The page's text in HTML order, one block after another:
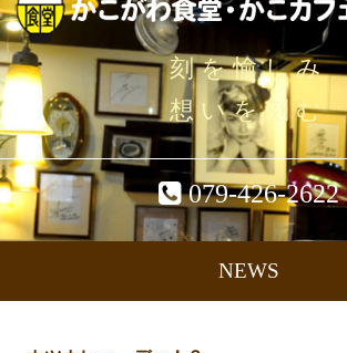
刻を愉しみ
想いを刻む
079-426-2622
NEWS